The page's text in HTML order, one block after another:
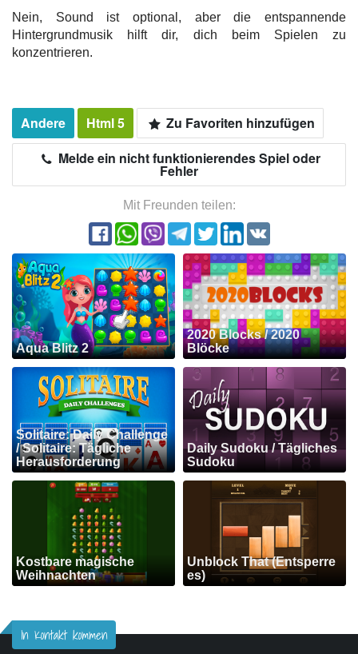
Nein, Sound ist optional, aber die entspannende
Hintergrundmusik hilft dir, dich beim Spielen zu
konzentrieren.
Andere Html 5
Zu Favoriten hinzufügen
Melde ein nicht funktionierendes Spiel oder
Fehler
Mit Freunden teilen:
Aqua Blitz 2
2020 Blocks / 2020
Blöcke
Solitaire: Daily Challenge
/ Solitaire: Tägliche
Herausforderung
Daily Sudoku / Tägliches
Sudoku
Kostbare magische
Weihnachten
Unblock That (Entsperre
es)
In Kontakt kommen